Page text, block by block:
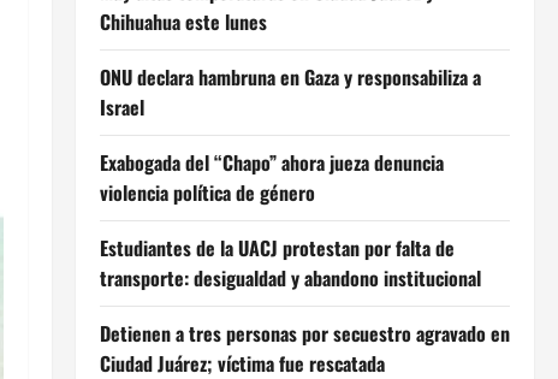
Chihuahua este lunes
ONU declara hambruna en Gaza y responsabiliza a
Israel
Exabogada del “Chapo” ahora jueza denuncia
violencia política de género
Estudiantes de la UACJ protestan por falta de
transporte: desigualdad y abandono institucional
Detienen a tres personas por secuestro agravado en
Ciudad Juárez; víctima fue rescatada